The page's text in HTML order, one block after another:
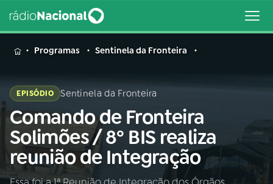
MENU
Buscar
na
Rádio
Nacional
Buscar
AO VIVO
Programas Sentinela da Fronteira
EPISÓDIO Sentinela da Fronteira
Comando de Fronteira
Solimões / 8º BIS realiza
reunião de Integração